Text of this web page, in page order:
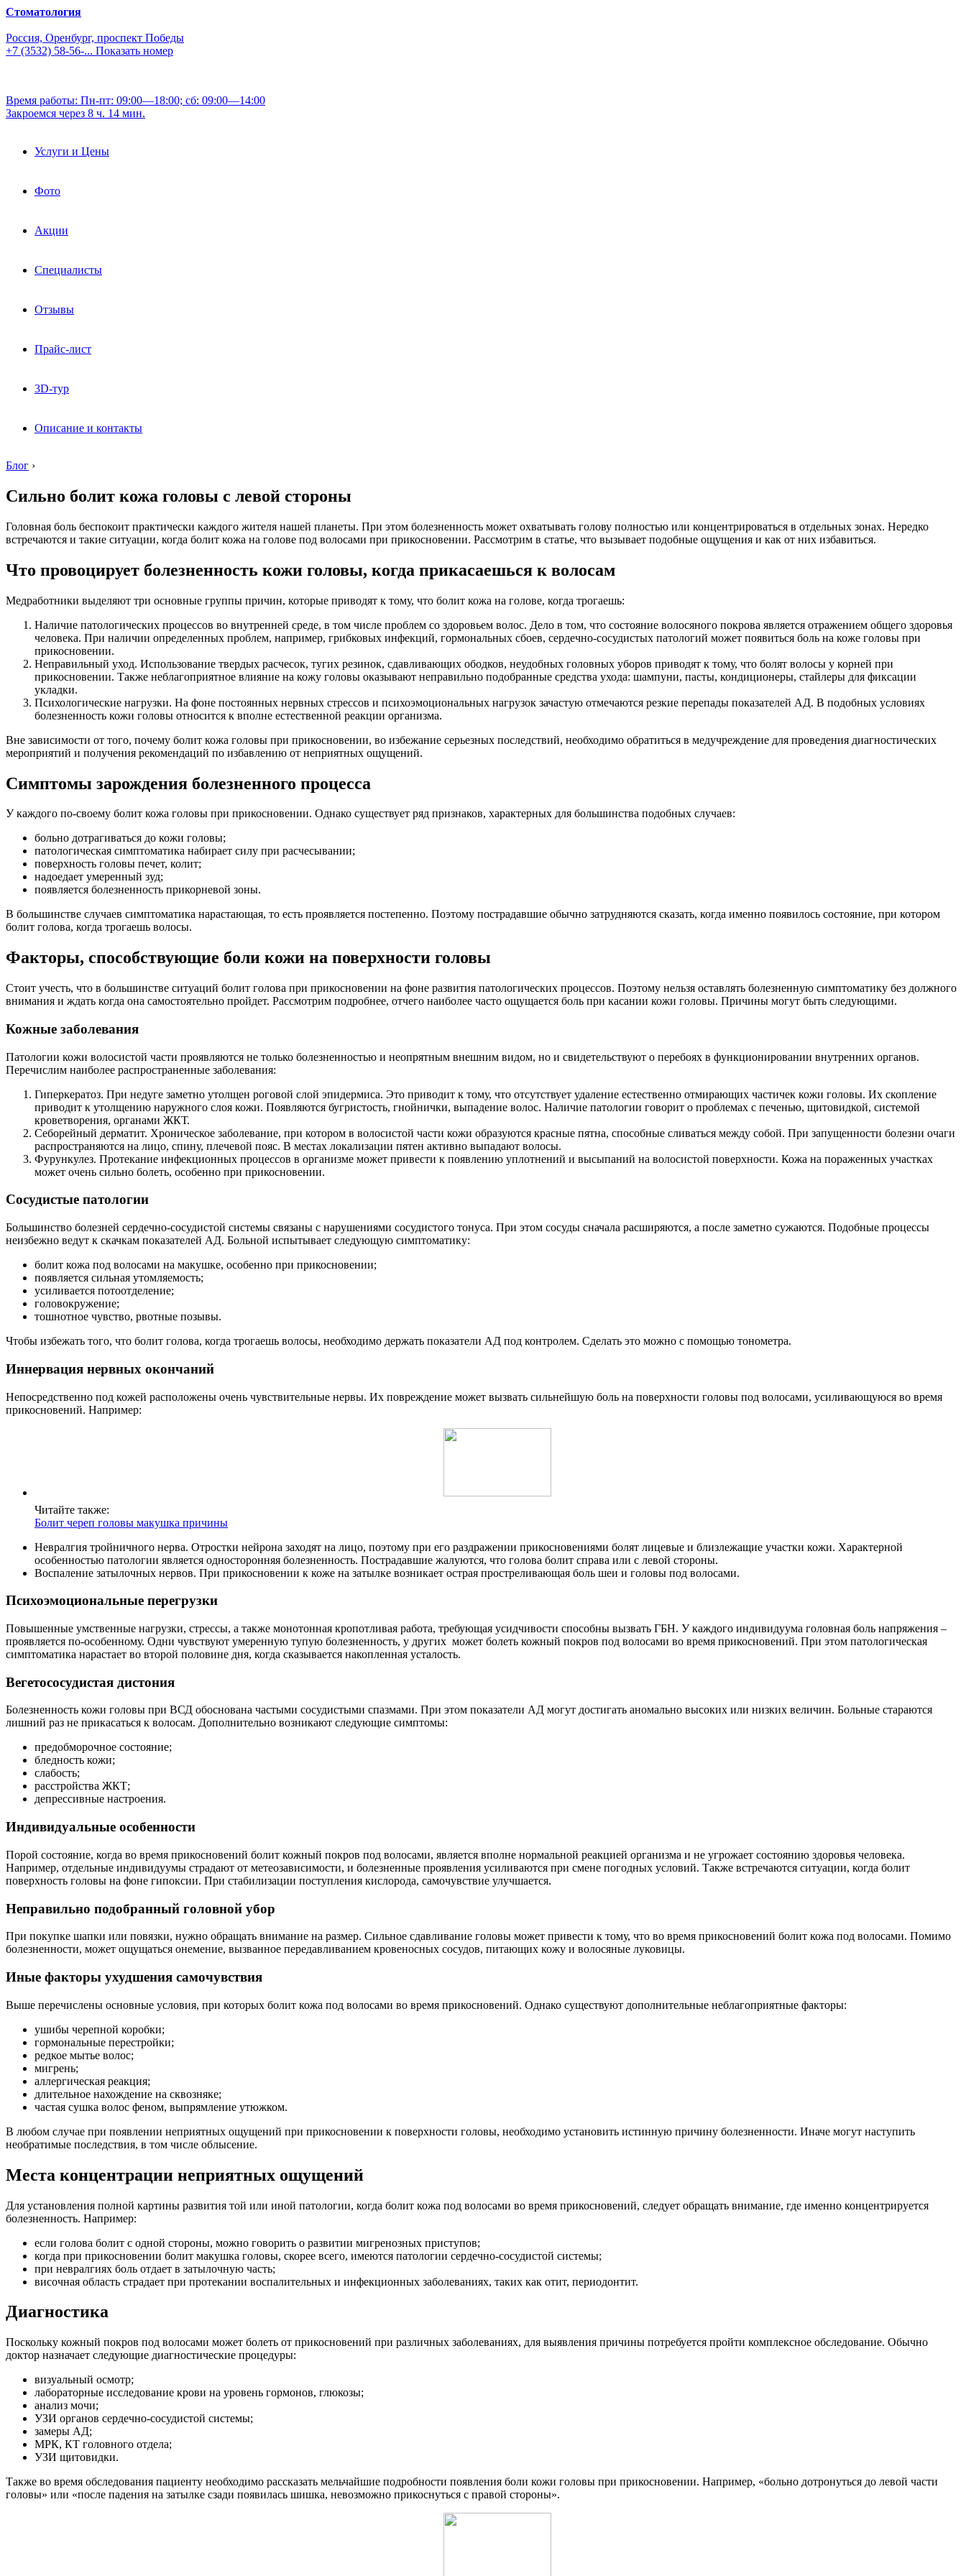
Стоматология
Россия, Оренбург, проспект Победы
+7 (3532) 58-56-... Показать номер
Время работы: Пн-пт: 09:00—18:00; сб: 09:00—14:00
Закроемся через 8 ч. 14 мин.
Услуги и Цены
Фото
Акции
Специалисты
Отзывы
Прайс-лист
3D-тур
Описание и контакты
Блог ›
Сильно болит кожа головы с левой стороны
Головная боль беспокоит практически каждого жителя нашей планеты. При этом болезненность может охватывать голову полностью или концентрироваться в отдельных зонах. Нередко
встречаются и такие ситуации, когда болит кожа на голове под волосами при прикосновении. Рассмотрим в статье, что вызывает подобные ощущения и как от них избавиться.
Что провоцирует болезненность кожи головы, когда прикасаешься к волосам
Медработники выделяют три основные группы причин, которые приводят к тому, что болит кожа на голове, когда трогаешь:
Наличие патологических процессов во внутренней среде, в том числе проблем со здоровьем волос. Дело в том, что состояние волосяного покрова является отражением общего здоровья
человека. При наличии определенных проблем, например, грибковых инфекций, гормональных сбоев, сердечно-сосудистых патологий может появиться боль на коже головы при
прикосновении.
Неправильный уход. Использование твердых расчесок, тугих резинок, сдавливающих ободков, неудобных головных уборов приводят к тому, что болят волосы у корней при
прикосновении. Также неблагоприятное влияние на кожу головы оказывают неправильно подобранные средства ухода: шампуни, пасты, кондиционеры, стайлеры для фиксации
укладки.
Психологические нагрузки. На фоне постоянных нервных стрессов и психоэмоциональных нагрузок зачастую отмечаются резкие перепады показателей АД. В подобных условиях
болезненность кожи головы относится к вполне естественной реакции организма.
Вне зависимости от того, почему болит кожа головы при прикосновении, во избежание серьезных последствий, необходимо обратиться в медучреждение для проведения диагностических
мероприятий и получения рекомендаций по избавлению от неприятных ощущений.
Симптомы зарождения болезненного процесса
У каждого по-своему болит кожа головы при прикосновении. Однако существует ряд признаков, характерных для большинства подобных случаев:
больно дотрагиваться до кожи головы;
патологическая симптоматика набирает силу при расчесывании;
поверхность головы печет, колит;
надоедает умеренный зуд;
появляется болезненность прикорневой зоны.
В большинстве случаев симптоматика нарастающая, то есть проявляется постепенно. Поэтому пострадавшие обычно затрудняются сказать, когда именно появилось состояние, при котором
болит голова, когда трогаешь волосы.
Факторы, способствующие боли кожи на поверхности головы
Стоит учесть, что в большинстве ситуаций болит голова при прикосновении на фоне развития патологических процессов. Поэтому нельзя оставлять болезненную симптоматику без должного
внимания и ждать когда она самостоятельно пройдет. Рассмотрим подробнее, отчего наиболее часто ощущается боль при касании кожи головы. Причины могут быть следующими.
Кожные заболевания
Патологии кожи волосистой части проявляются не только болезненностью и неопрятным внешним видом, но и свидетельствуют о перебоях в функционировании внутренних органов.
Перечислим наиболее распространенные заболевания:
Гиперкератоз. При недуге заметно утолщен роговой слой эпидермиса. Это приводит к тому, что отсутствует удаление естественно отмирающих частичек кожи головы. Их скопление
приводит к утолщению наружного слоя кожи. Появляются бугристость, гнойнички, выпадение волос. Наличие патологии говорит о проблемах с печенью, щитовидкой, системой
кроветворения, органами ЖКТ.
Себорейный дерматит. Хроническое заболевание, при котором в волосистой части кожи образуются красные пятна, способные сливаться между собой. При запущенности болезни очаги
распространяются на лицо, спину, плечевой пояс. В местах локализации пятен активно выпадают волосы.
Фурункулез. Протекание инфекционных процессов в организме может привести к появлению уплотнений и высыпаний на волосистой поверхности. Кожа на пораженных участках
может очень сильно болеть, особенно при прикосновении.
Сосудистые патологии
Большинство болезней сердечно-сосудистой системы связаны с нарушениями сосудистого тонуса. При этом сосуды сначала расширяются, а после заметно сужаются. Подобные процессы
неизбежно ведут к скачкам показателей АД. Больной испытывает следующую симптоматику:
болит кожа под волосами на макушке, особенно при прикосновении;
появляется сильная утомляемость;
усиливается потоотделение;
головокружение;
тошнотное чувство, рвотные позывы.
Чтобы избежать того, что болит голова, когда трогаешь волосы, необходимо держать показатели АД под контролем. Сделать это можно с помощью тонометра.
Иннервация нервных окончаний
Непосредственно под кожей расположены очень чувствительные нервы. Их повреждение может вызвать сильнейшую боль на поверхности головы под волосами, усиливающуюся во время
прикосновений. Например:
Читайте также:
Болит череп головы макушка причины
Невралгия тройничного нерва. Отростки нейрона заходят на лицо, поэтому при его раздражении прикосновениями болят лицевые и близлежащие участки кожи. Характерной
особенностью патологии является односторонняя болезненность. Пострадавшие жалуются, что голова болит справа или с левой стороны.
Воспаление затылочных нервов. При прикосновении к коже на затылке возникает острая простреливающая боль шеи и головы под волосами.
Психоэмоциональные перегрузки
Повышенные умственные нагрузки, стрессы, а также монотонная кропотливая работа, требующая усидчивости способны вызвать ГБН. У каждого индивидуума головная боль напряжения –
проявляется по-особенному. Одни чувствуют умеренную тупую болезненность, у других может болеть кожный покров под волосами во время прикосновений. При этом патологическая
симптоматика нарастает во второй половине дня, когда сказывается накопленная усталость.
Вегетососудистая дистония
Болезненность кожи головы при ВСД обоснована частыми сосудистыми спазмами. При этом показатели АД могут достигать аномально высоких или низких величин. Больные стараются
лишний раз не прикасаться к волосам. Дополнительно возникают следующие симптомы:
предобморочное состояние;
бледность кожи;
слабость;
расстройства ЖКТ;
депрессивные настроения.
Индивидуальные особенности
Порой состояние, когда во время прикосновений болит кожный покров под волосами, является вполне нормальной реакцией организма и не угрожает состоянию здоровья человека.
Например, отдельные индивидуумы страдают от метеозависимости, и болезненные проявления усиливаются при смене погодных условий. Также встречаются ситуации, когда болит
поверхность головы на фоне гипоксии. При стабилизации поступления кислорода, самочувствие улучшается.
Неправильно подобранный головной убор
При покупке шапки или повязки, нужно обращать внимание на размер. Сильное сдавливание головы может привести к тому, что во время прикосновений болит кожа под волосами. Помимо
болезненности, может ощущаться онемение, вызванное передавливанием кровеносных сосудов, питающих кожу и волосяные луковицы.
Иные факторы ухудшения самочувствия
Выше перечислены основные условия, при которых болит кожа под волосами во время прикосновений. Однако существуют дополнительные неблагоприятные факторы:
ушибы черепной коробки;
гормональные перестройки;
редкое мытье волос;
мигрень;
аллергическая реакция;
длительное нахождение на сквозняке;
частая сушка волос феном, выпрямление утюжком.
В любом случае при появлении неприятных ощущений при прикосновении к поверхности головы, необходимо установить истинную причину болезненности. Иначе могут наступить
необратимые последствия, в том числе облысение.
Места концентрации неприятных ощущений
Для установления полной картины развития той или иной патологии, когда болит кожа под волосами во время прикосновений, следует обращать внимание, где именно концентрируется
болезненность. Например:
если голова болит с одной стороны, можно говорить о развитии мигренозных приступов;
когда при прикосновении болит макушка головы, скорее всего, имеются патологии сердечно-сосудистой системы;
при невралгиях боль отдает в затылочную часть;
височная область страдает при протекании воспалительных и инфекционных заболеваниях, таких как отит, периодонтит.
Диагностика
Поскольку кожный покров под волосами может болеть от прикосновений при различных заболеваниях, для выявления причины потребуется пройти комплексное обследование. Обычно
доктор назначает следующие диагностические процедуры:
визуальный осмотр;
лабораторные исследование крови на уровень гормонов, глюкозы;
анализ мочи;
УЗИ органов сердечно-сосудистой системы;
замеры АД;
МРК, КТ головного отдела;
УЗИ щитовидки.
Также во время обследования пациенту необходимо рассказать мельчайшие подробности появления боли кожи головы при прикосновении. Например, «больно дотронуться до левой части
головы» или «после падения на затылке сзади появилась шишка, невозможно прикоснуться с правой стороны».